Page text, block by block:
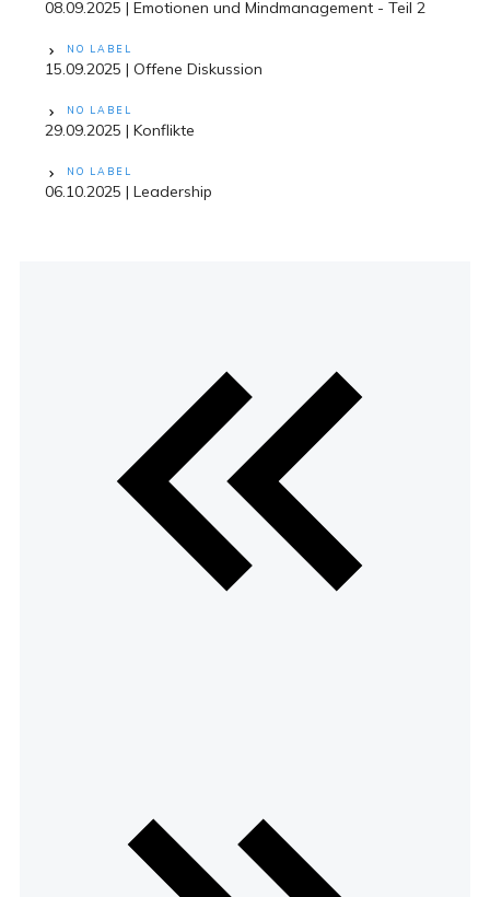
08.09.2025 | Emotionen und Mindmanagement - Teil 2
NO LABEL
15.09.2025 | Offene Diskussion
NO LABEL
29.09.2025 | Konflikte
NO LABEL
06.10.2025 | Leadership